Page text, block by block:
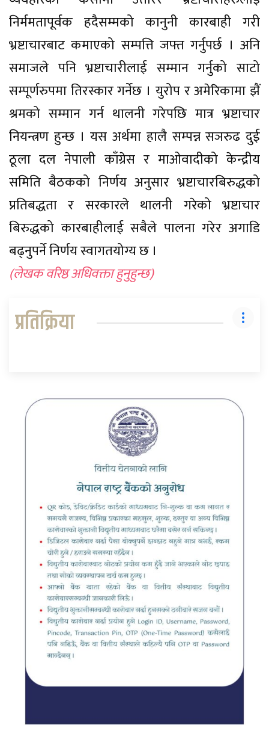
निर्ममतापूर्वक हदैसम्मको कानुनी कारबाही गरी
भ्रष्टाचारबाट कमाएको सम्पत्ति जफ्त गर्नुपर्छ । अनि
समाजले पनि भ्रष्टाचारीलाई सम्मान गर्नुको साटो
सम्पूर्णरुपमा तिरस्कार गर्नेछ । युरोप र अमेरिकामा झैं
श्रमको सम्मान गर्न थालनी गरेपछि मात्र भ्रष्टाचार
नियन्त्रण हुन्छ । यस अर्थमा हालै सम्पन्न सञरुढ दुई
ठूला दल नेपाली काँग्रेस र माओवादीको केन्द्रीय
समिति बैठकको निर्णय अनुसार भ्रष्टाचारबिरुद्धको
प्रतिबद्धता र सरकारले थालनी गरेको भ्रष्टाचार
बिरुद्धको कारबाहीलाई सबैले पालना गरेर अगाडि
बढ्नुपर्ने निर्णय स्वागतयोग्य छ ।
(लेखक वरिष्ठ अधिवक्ता हुनुहुन्छ)
प्रतिक्रिया